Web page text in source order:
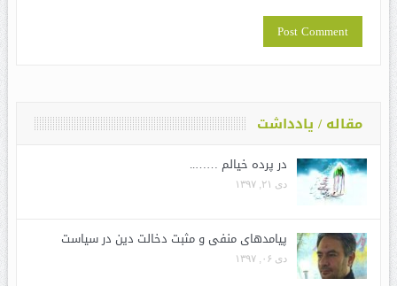
مقاله / یادداشت
در پرده خیالم ……..
دی ۲۱, ۱۳۹۷
پیامدهای منفی و مثبت دخالت دین در سیاست
دی ۰۶, ۱۳۹۷